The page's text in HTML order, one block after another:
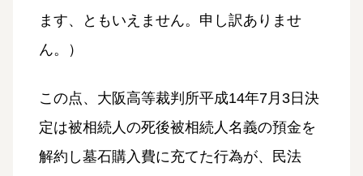
ます、ともいえません。申し訳ありませ
ん。）
この点、大阪高等裁判所平成14年7月3日決
定は被相続人の死後被相続人名義の預金を
解約し墓石購入費に充てた行為が、民法